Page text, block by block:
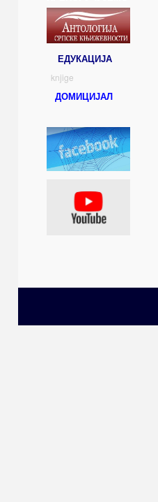
ЕДУКАЦИЈА
knjige
ДОМИЦИЈАЛ